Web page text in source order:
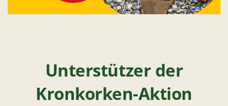
Unterstützer der
Kronkorken-Aktion